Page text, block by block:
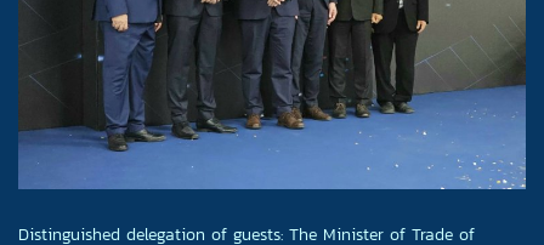
Distinguished delegation of guests: The Minister of Trade of